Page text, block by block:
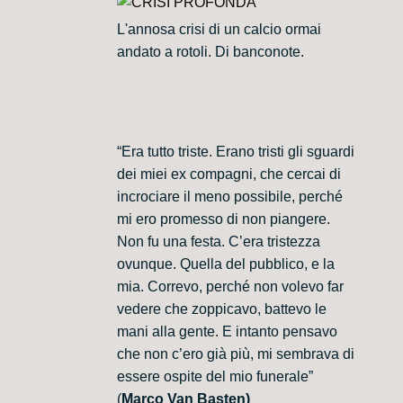
L'annosa crisi di un calcio ormai
andato a rotoli. Di banconote.
“Era tutto triste. Erano tristi gli sguardi
dei miei ex compagni, che cercai di
incrociare il meno possibile, perché
mi ero promesso di non piangere.
Non fu una festa. C’era tristezza
ovunque. Quella del pubblico, e la
mia. Correvo, perché non volevo far
vedere che zoppicavo, battevo le
mani alla gente. E intanto pensavo
che non c’ero già più, mi sembrava di
essere ospite del mio funerale”
(Marco Van Basten)